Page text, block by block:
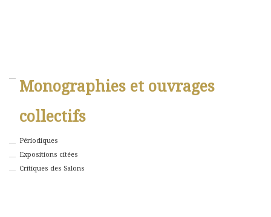
Monographies et ouvrages
collectifs
Périodiques
Expositions citées
Critiques des Salons